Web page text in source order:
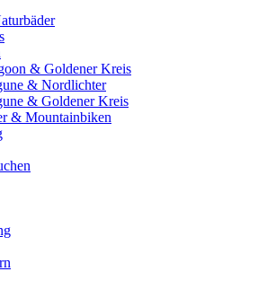
& Goldener Kreis
& Nordlichter
& Goldener Kreis
& Mountainbiken